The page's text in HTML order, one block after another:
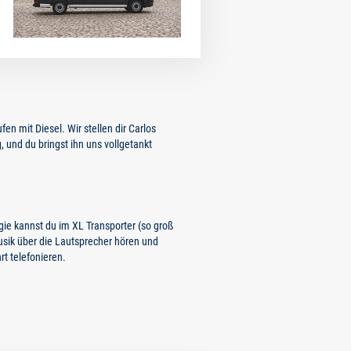
mit Diesel. Wir stellen dir Carlos
und du bringst ihn uns vollgetankt
kannst du im XL Transporter (so groß
über die Lautsprecher hören und
telefonieren.